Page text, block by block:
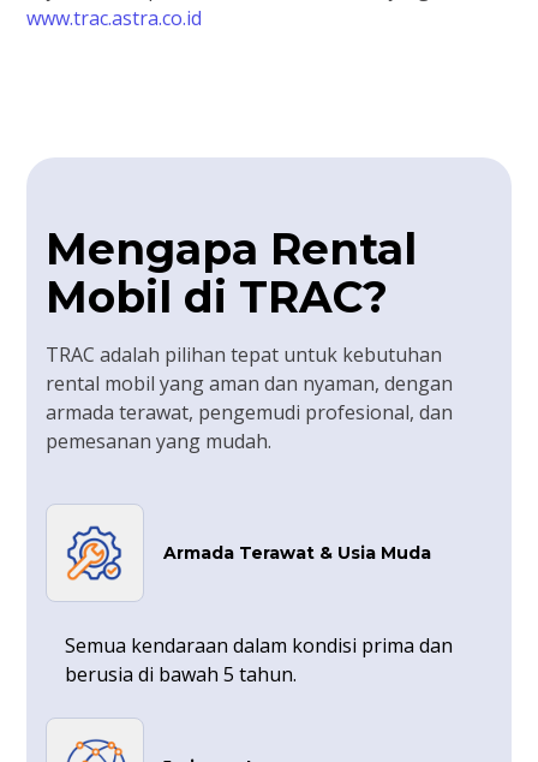
www.trac.astra.co.id
Mengapa Rental
Mobil di TRAC?
TRAC adalah pilihan tepat untuk kebutuhan
rental mobil yang aman dan nyaman, dengan
armada terawat, pengemudi profesional, dan
pemesanan yang mudah.
Armada Terawat & Usia Muda
Semua kendaraan dalam kondisi prima dan
berusia di bawah 5 tahun.